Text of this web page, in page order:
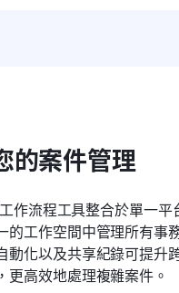
的案件管理
作流程工具整合於單一
工作空間中管理所有事
化以及共享紀錄可提升
更高效地處理複雜案件。